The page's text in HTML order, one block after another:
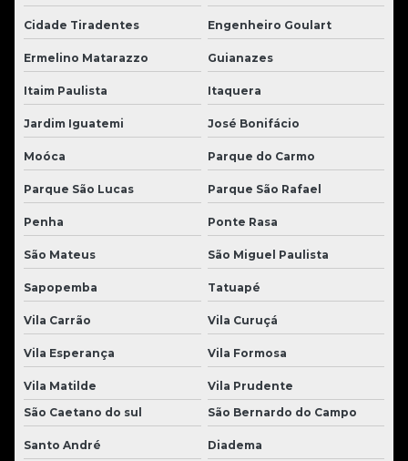
Cidade Tiradentes Engenheiro Goulart
Ermelino Matarazzo Guianazes
Itaim Paulista Itaquera
Jardim Iguatemi José Bonifácio
Moóca Parque do Carmo
Parque São Lucas Parque São Rafael
Penha Ponte Rasa
São Mateus São Miguel Paulista
Sapopemba Tatuapé
Vila Carrão Vila Curuçá
Vila Esperança Vila Formosa
Vila Matilde
Vila Prudente
São Caetano do sul
São Bernardo do Campo
Santo André Diadema